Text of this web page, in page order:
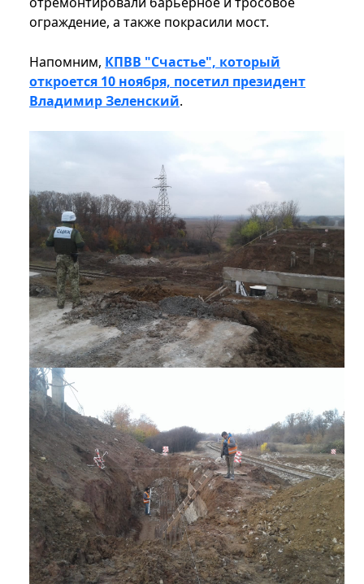
ограждение, а также покрасили мост.
Напомним, КПВВ "Счастье", который
откроется 10 ноября, посетил президент
Владимир Зеленский.